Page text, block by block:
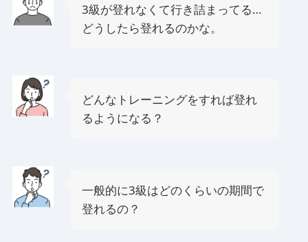
3級が登れなくて行き詰まってる…
どうしたら登れるのかな。
どんなトレーニングをすれば登れ
るようになる？
一般的に3級はどのくらいの期間で
登れるの？